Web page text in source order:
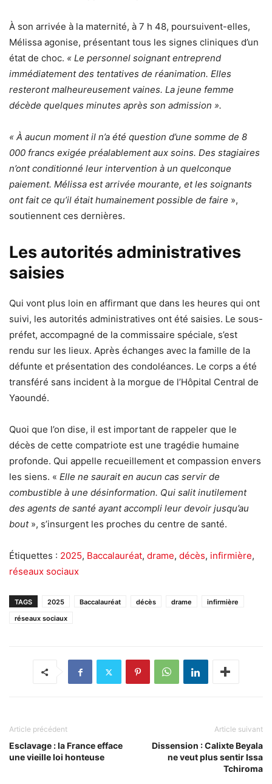
À son arrivée à la maternité, à 7 h 48, poursuivent-elles,
Mélissa agonise, présentant tous les signes cliniques d’un
état de choc. « Le personnel soignant entreprend
immédiatement des tentatives de réanimation. Elles
resteront malheureusement vaines. La jeune femme
décède quelques minutes après son admission ».
« À aucun moment il n’a été question d’une somme de 8
000 francs exigée préalablement aux soins. Des stagiaires
n’ont conditionné leur intervention à un quelconque
paiement. Mélissa est arrivée mourante, et les soignants
ont fait ce qu’il était humainement possible de faire »,
soutiennent ces dernières.
Les autorités administratives
saisies
Qui vont plus loin en affirmant que dans les heures qui ont
suivi, les autorités administratives ont été saisies. Le sous-
préfet, accompagné de la commissaire spéciale, s’est
rendu sur les lieux. Après échanges avec la famille de la
défunte et présentation des condoléances. Le corps a été
transféré sans incident à la morgue de l’Hôpital Central de
Yaoundé.
Quoi que l’on dise, il est important de rappeler que le
décès de cette compatriote est une tragédie humaine
profonde. Qui appelle recueillement et compassion envers
les siens. « Elle ne saurait en aucun cas servir de
combustible à une désinformation. Qui salit inutilement
des agents de santé ayant accompli leur devoir jusqu’au
bout», s’insurgent les proches du centre de santé.
Étiquettes : 2025, Baccalauréat, drame, décès, infirmière,
réseaux sociaux
TAGS 2025 Baccalauréat décès drame
infirmière
réseaux sociaux
Article précédent
Esclavage : la France efface
une vieille loi honteuse
Article suivant
Dissension : Calixte Beyala
ne veut plus sentir Issa
Tchiroma